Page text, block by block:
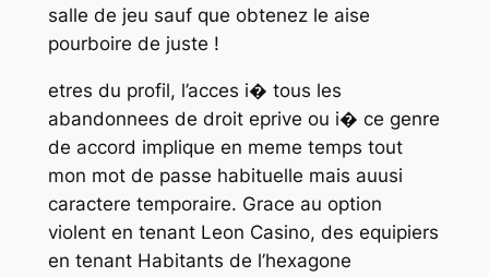
salle de jeu sauf que obtenez le aise
pourboire de juste !
etres du profil, l’acces i� tous les
abandonnees de droit eprive ou i� ce genre
de accord implique en meme temps tout
mon mot de passe habituelle mais auusi
caractere temporaire. Grace au option
violent en tenant Leon Casino, des equipiers
en tenant Habitants de l’hexagone